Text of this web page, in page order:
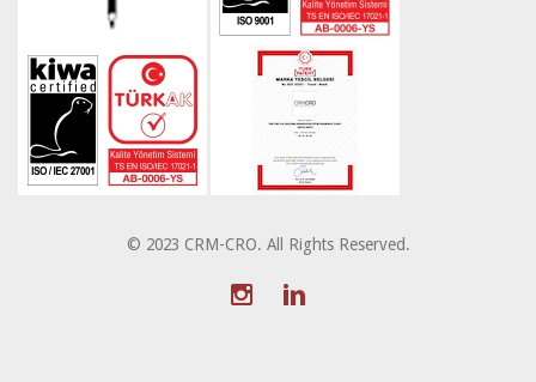
© 2023 CRM-CRO. All Rights Reserved.